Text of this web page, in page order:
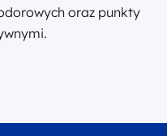
oraz punkty